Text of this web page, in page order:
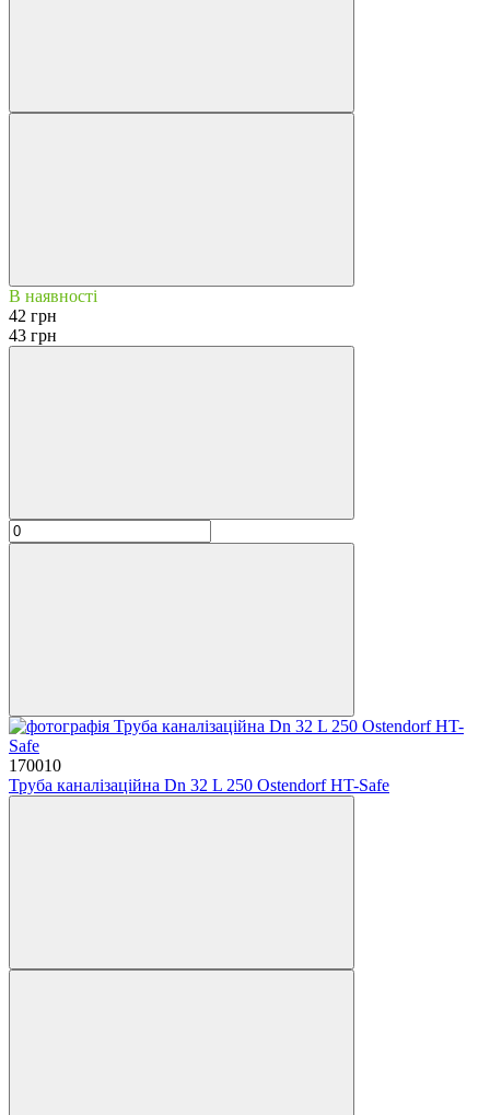
В наявності
42 грн
43 грн
170010
Труба каналізаційна Dn 32 L 250 Ostendorf HT-Safe